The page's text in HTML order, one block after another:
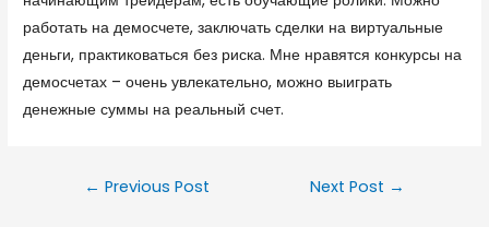
работать на демосчете, заключать сделки на виртуальные
деньги, практиковаться без риска. Мне нравятся конкурсы на
демосчетах – очень увлекательно, можно выиграть
денежные суммы на реальный счет.
← Previous Post Next Post →